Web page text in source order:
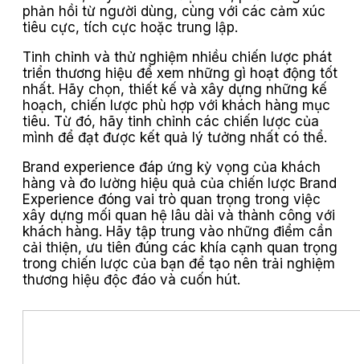
phản hồi từ người dùng, cùng với các cảm xúc
tiêu cực, tích cực hoặc trung lập.
Tinh chỉnh và thử nghiệm nhiều chiến lược phát
triển thương hiệu để xem những gì hoạt động tốt
nhất. Hãy chọn, thiết kế và xây dựng những kế
hoạch, chiến lược phù hợp với khách hàng mục
tiêu. Từ đó, hãy tinh chỉnh các chiến lược của
mình để đạt được kết quả lý tưởng nhất có thể.
Brand experience đáp ứng kỳ vọng của khách
hàng và đo lường hiệu quả của chiến lược Brand
Experience đóng vai trò quan trọng trong việc
xây dựng mối quan hệ lâu dài và thành công với
khách hàng. Hãy tập trung vào những điểm cần
cải thiện, ưu tiên đúng các khía cạnh quan trọng
trong chiến lược của bạn để tạo nên trải nghiệm
thương hiệu độc đáo và cuốn hút.